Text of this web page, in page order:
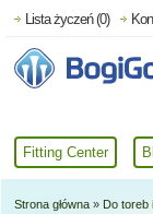
Fitting Center
Lista życzeń (0)
Strona główna » Do toreb